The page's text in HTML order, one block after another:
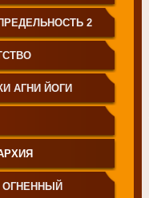
2
АГНИ ЙОГИ
ОГНЕННЫЙ